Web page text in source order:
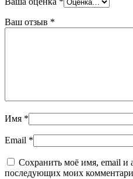
Ваш отзыв *
Имя *
Email *
Сохранить моё имя, email и
последующих моих